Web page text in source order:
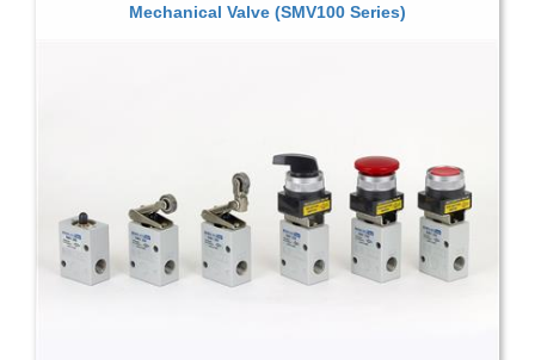
Mechanical Valve (SMV100 Series)